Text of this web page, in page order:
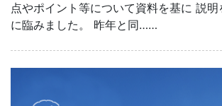
点やポイント等について資料を基に 説
に臨みました。 昨年と同……